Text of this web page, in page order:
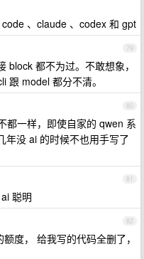
、claude 、codex 和 gpt
79
block 都不为过。不敢想象，
跟 model 都分不清。
80
都一样，即使自家的 qwen 系
年没 ai 的时候不也用手写了
81
聪明
82
度， 给我写的代码全删了，